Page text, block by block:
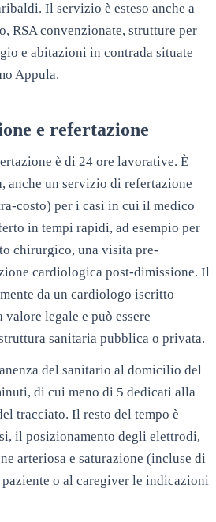
. Il servizio è esteso anche a
RSA convenzionate, strutture per
e abitazioni in contrada situate
Appula.
e refertazione
è di 24 ore lavorative. È
anche un servizio di refertazione
costo) per i casi in cui il medico
in tempi rapidi, ad esempio per
chirurgico, una visita pre-
cardiologica post-dimissione. Il
da un cardiologo iscritto
legale e può essere
sanitaria pubblica o privata.
del sanitario al domicilio del
di cui meno di 5 dedicati alla
tracciato. Il resto del tempo è
il posizionamento degli elettrodi,
arteriosa e saturazione (incluse di
o al caregiver le indicazioni